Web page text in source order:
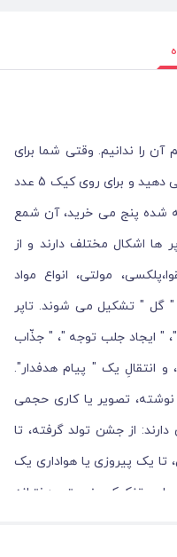
آن را ندانیم. وقتی شما برای
تولد 5 سالگی دخترتان کیک سفارش می دهید و برای روی کیک 5 عدد
شده پنج می خرید، آن شمع
تاپر ها اشکال مختلف دارند و از
مولتی، انواع مواد
" گل " تشکیل می شوند. تاپر
" ایجاد جلب توجه "، " جذّاب
و انتقالِ یک " پیام هدفدار".
نوشته، تصویر یا کاری حجمی
دارند: از جشن تولد گرفته، تا
یک پیروزی یا هواداری یک
اساس تفکیک جنسیتی دخترانه